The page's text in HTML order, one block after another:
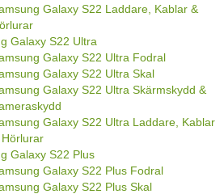
Galaxy S22 Laddare, Kablar &
Galaxy S22 Ultra
Galaxy S22 Ultra Fodral
Galaxy S22 Ultra Skal
Galaxy S22 Ultra Skärmskydd &
Galaxy S22 Ultra Laddare, Kablar
Galaxy S22 Plus
Galaxy S22 Plus Fodral
Galaxy S22 Plus Skal